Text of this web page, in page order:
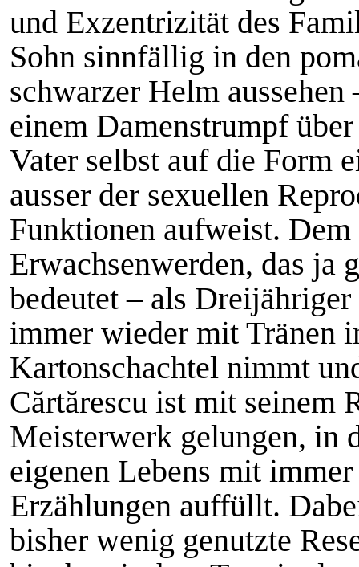
und Exzentrizität des
Sohn sinnfällig in den
schwarzer Helm
einem Damenstrumpf
Vater selbst auf die Form
ausser der sexuellen
Funktionen aufweist.
Erwachsenwerden, das ja
bedeutet – als
immer wieder mit Tränen
Kartonschachtel nimmt
Cărtărescu ist mit seinem
Meisterwerk gelungen, in
eigenen Lebens mit
Erzählungen auffüllt.
bisher wenig genutzte